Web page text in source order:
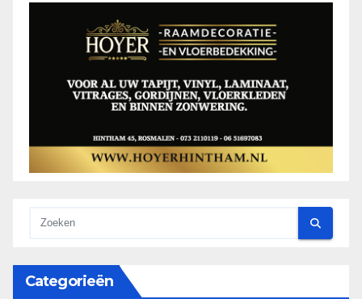
Categorieën